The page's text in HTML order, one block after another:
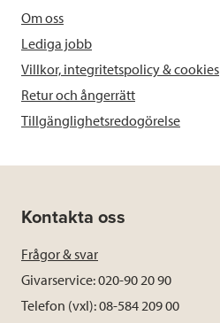
Om oss
Lediga jobb
Villkor, integritetspolicy & cookies
Retur och ångerrätt
Tillgänglighetsredogörelse
Kontakta oss
Frågor & svar
Givarservice: 020-90 20 90
Telefon (vxl): 08-584 209 00